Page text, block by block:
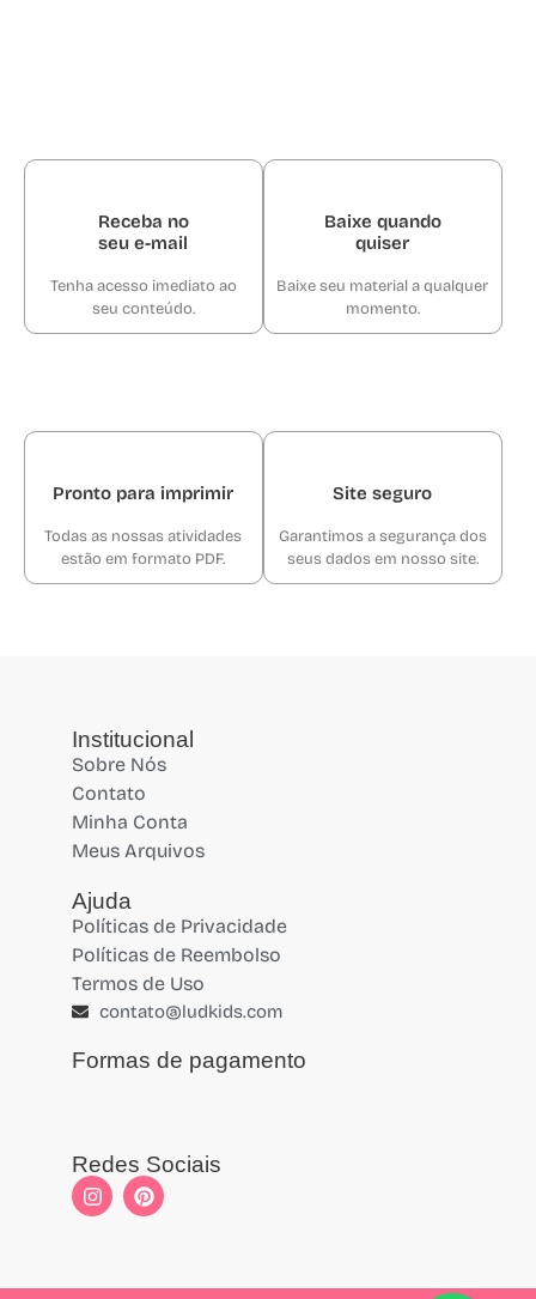
Receba no
seu e-mail
Tenha acesso imediato ao
seu conteúdo.
Baixe quando
quiser
Baixe seu material a qualquer
momento.
Pronto para imprimir
Todas as nossas atividades
estão em formato PDF.
Site seguro
Garantimos a segurança dos
seus dados em nosso site.
Institucional
Sobre Nós
Contato
Minha Conta
Meus Arquivos
Ajuda
Políticas de Privacidade
Políticas de Reembolso
Termos de Uso
contato@ludkids.com
Formas de pagamento
Redes Sociais